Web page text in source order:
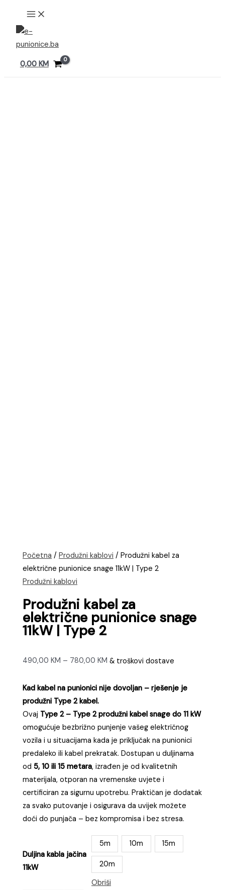
Preskoči
sadržaj
MAIN
MENU
0,00 KM
Početna /Produžni kablovi / Produžni kabel za
električne punionice snage 11kW | Type 2
Produžni kablovi
Produžni kabel za
električne punionice snage
11kW | Type 2
490,00KM – 780,00KM Raspon
od
do
780,00 KM
& troškovi dostave
Kad kabel na punionici nije dovoljan – rješenje je
produžni Type 2 kabel.
Ovaj Type 2 – Type 2 produžni kabel snage do 11 kW
omogućuje bezbrižno punjenje vašeg električnog
vozila i u situacijama kada je priključak na punionici
predaleko ili kabel prekratak. Dostupan u duljinama
od 5, 10 ili 15 metara, izrađen je od kvalitetnih
materijala, otporan na vremenske uvjete i
certificiran za sigurnu upotrebu. Praktičan je dodatak
za svako putovanje i osigurava da uvijek možete
doći do punjača – bez kompromisa i bez stresa.
Duljina kabla jačina
11kW
5m 10m 15m
20m
Obriši